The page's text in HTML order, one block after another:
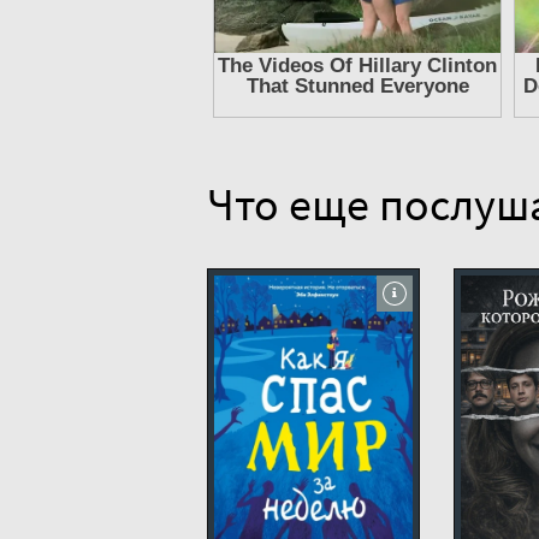
13
14
18
20
21
22
23
24
25
Что еще